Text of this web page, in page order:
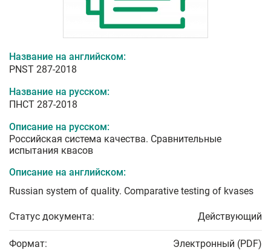
Название на английском:
PNST 287-2018
Название на русском:
ПНСТ 287-2018
Описание на русском:
Российская система качества. Сравнительные
испытания квасов
Описание на английском:
Russian system of quality. Comparative testing of kvases
Статус документа: Действующий
Формат: Электронный (PDF)